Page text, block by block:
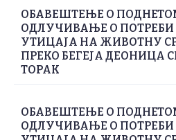
ОБАВЕШТЕЊЕ О
ОДЛУЧИВАЊЕ О ПОТРЕБИ
УТИЦАЈА НА ЖИВОТНУ
ПРЕКО БЕГЕЈА ДЕОНИЦА
ТОРАК
ОБАВЕШТЕЊЕ О
ОДЛУЧИВАЊЕ О ПОТРЕБИ